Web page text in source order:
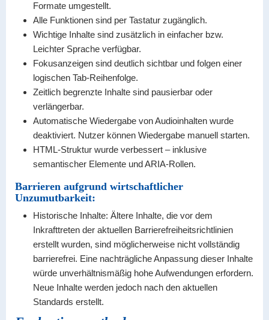
Formate umgestellt.
Alle Funktionen sind per Tastatur zugänglich.
Wichtige Inhalte sind zusätzlich in einfacher bzw.
Leichter Sprache verfügbar.
Fokusanzeigen sind deutlich sichtbar und folgen einer
logischen Tab-Reihenfolge.
Zeitlich begrenzte Inhalte sind pausierbar oder
verlängerbar.
Automatische Wiedergabe von Audioinhalten wurde
deaktiviert. Nutzer können Wiedergabe manuell starten.
HTML-Struktur wurde verbessert – inklusive
semantischer Elemente und ARIA-Rollen.
Barrieren aufgrund wirtschaftlicher
Unzumutbarkeit:
Historische Inhalte: Ältere Inhalte, die vor dem
Inkrafttreten der aktuellen Barrierefreiheitsrichtlinien
erstellt wurden, sind möglicherweise nicht vollständig
barrierefrei. Eine nachträgliche Anpassung dieser Inhalte
würde unverhältnismäßig hohe Aufwendungen erfordern.
Neue Inhalte werden jedoch nach den aktuellen
Standards erstellt.